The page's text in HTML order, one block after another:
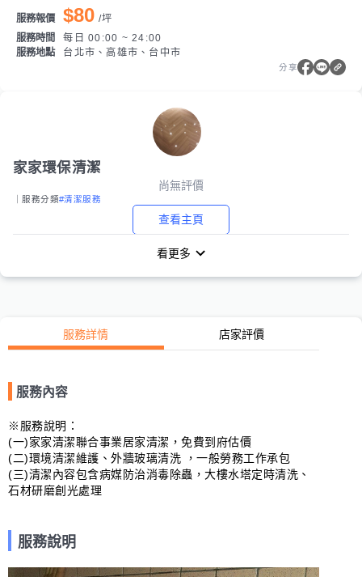
服務報價 $80 /坪
服務時間
每日 00:00 ~ 24:00
服務地點
台北市、高雄市、台中市
分享
家家環保清潔
尚無評價
｜服務分類#清潔服務
查看主頁
看更多
服務詳情 店家評價
服務內容
※服務說明：
(一)家家清潔聯合事業居家清潔，免費到府估價
(二)環境清潔維護、外牆玻璃清洗 ，一般勞務工作承包
(三)清潔內容包含病媒防治消毒除蟲，大樓水塔定時清洗、
石材研磨創光處理
服務說明